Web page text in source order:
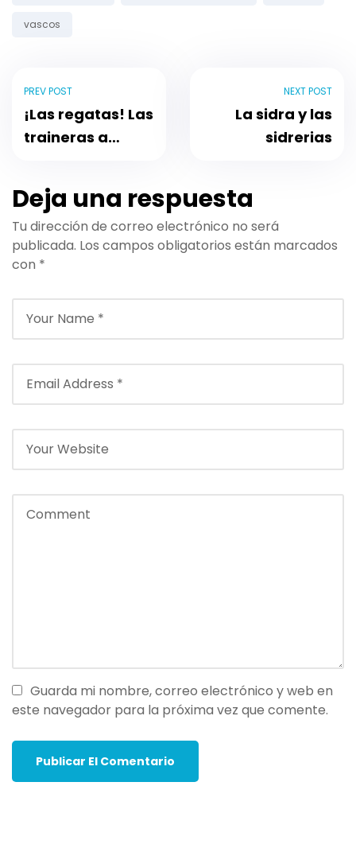
vascos
PREV POST
¡Las regatas! Las
traineras a
NEXT POST
La sidra y las
sidrerias
Deja una respuesta
Tu dirección de correo electrónico no será
publicada. Los campos obligatorios están marcados
con *
Guarda mi nombre, correo electrónico y web en
este navegador para la próxima vez que comente.